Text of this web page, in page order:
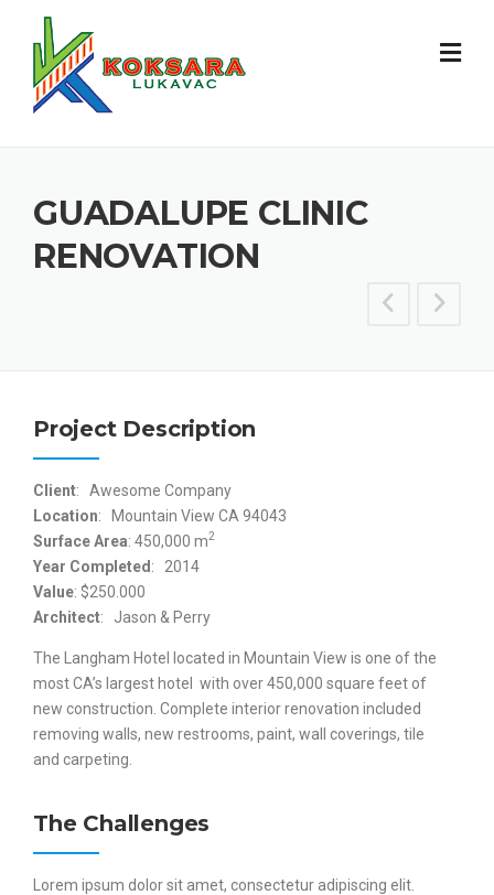
GUADALUPE CLINIC
RENOVATION
Project Description
Client: Awesome Company
Location: Mountain View CA 94043
Surface Area: 450,000 m2
Year Completed: 2014
Value: $250.000
Architect: Jason & Perry
The Langham Hotel located in Mountain View is one of the
most CA’s largest hotel with over 450,000 square feet of
new construction. Complete interior renovation included
removing walls, new restrooms, paint, wall coverings, tile
and carpeting.
The Challenges
Lorem ipsum dolor sit amet, consectetur adipiscing elit.